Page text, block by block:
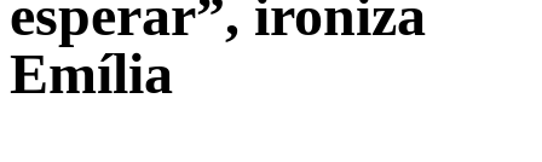
esperar”, ironiza
Emília